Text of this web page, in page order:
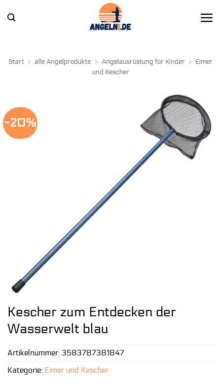
Inhalt
Start » alle Angelprodukte » Angelausrüstung für Kinder » Eimer
und Kescher
-20%
Kescher zum Entdecken der
Wasserwelt blau
Artikelnummer: 3583787381847
Kategorie: Eimer und Kescher